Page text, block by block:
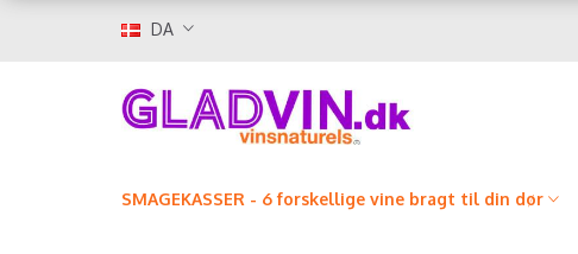
DA
SMAGEKASSER - 6 forskellige vine bragt til din dør